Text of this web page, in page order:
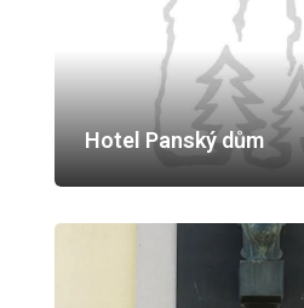
Hotel Panský dům